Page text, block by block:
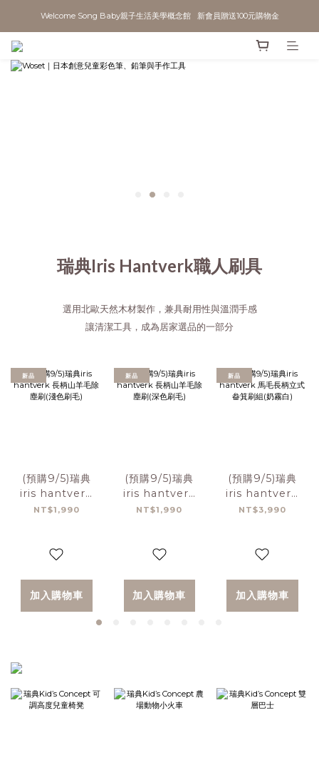
Welcome Song Baby親子生活美學概念館   新會員贈送100元購物金
瑞典Iris Hantverk職人刷具
選用北歐天然木材製作，兼具耐用性與溫潤手感
讓清潔工具，成為居家選品的一部分
新品
(預購9/5)瑞典
iris hantverk
長柄山羊毛除塵
NT$1,990
加入購物車
新品
(預購9/5)瑞典
iris hantverk
長柄山羊毛除塵
NT$1,990
加入購物車
新品
(預購9/5)瑞典
iris hantverk
馬毛長柄立式畚
NT$3,990
加入購物車